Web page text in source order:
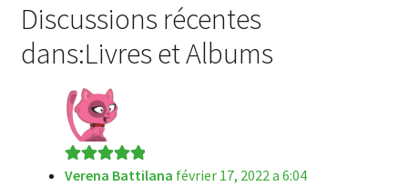
Discussions récentes
dans:Livres et Albums
Note5sur 5
Verena Battilana février 17, 2022 a 6:04